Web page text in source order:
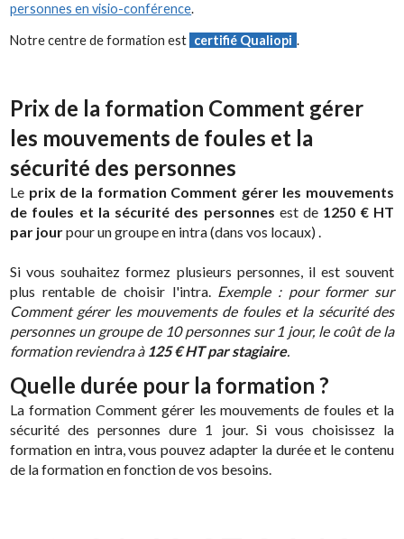
personnes en visio-conférence.
Notre centre de formation est certifié Qualiopi .
Prix de la formation Comment gérer
les mouvements de foules et la
sécurité des personnes
Le prix de la formation Comment gérer les mouvements
de foules et la sécurité des personnes est de 1250 € HT
par jourpour un groupe en intra (dans vos locaux) .
Si vous souhaitez formez plusieurs personnes, il est souvent
plus rentable de choisir l'intra. Exemple : pour former sur
Comment gérer les mouvements de foules et la sécurité des
personnes un groupe de 10 personnes sur 1 jour, le coût de la
formation reviendra à 125 € HT par stagiaire.
Quelle durée pour la formation ?
La formation Comment gérer les mouvements de foules et la
sécurité des personnes dure 1 jour. Si vous choisissez la
formation en intra, vous pouvez adapter la durée et le contenu
de la formation en fonction de vos besoins.